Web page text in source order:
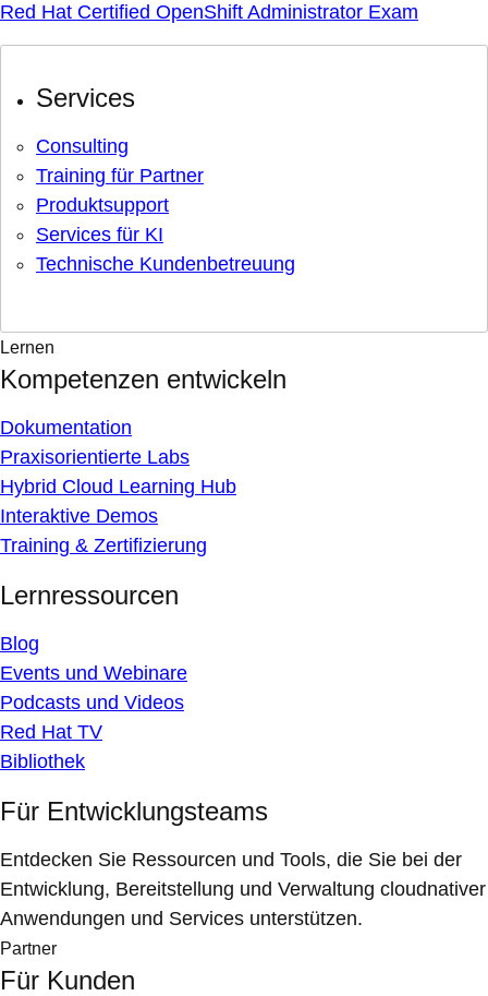
Red Hat Certified OpenShift Administrator Exam
Services
Consulting
Training für Partner
Produktsupport
Services für KI
Technische Kundenbetreuung
Lernen
Kompetenzen entwickeln
Dokumentation
Praxisorientierte Labs
Hybrid Cloud Learning Hub
Interaktive Demos
Training & Zertifizierung
Lernressourcen
Blog
Events und Webinare
Podcasts und Videos
Red Hat TV
Bibliothek
Für Entwicklungsteams
Entdecken Sie Ressourcen und Tools, die Sie bei der
Entwicklung, Bereitstellung und Verwaltung cloudnativer
Anwendungen und Services unterstützen.
Partner
Für Kunden